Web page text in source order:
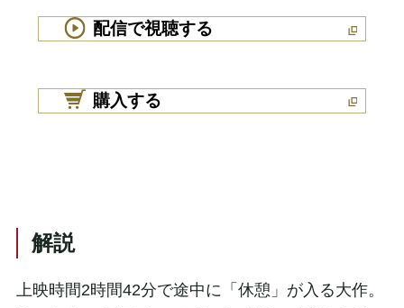
配信で視聴する
購入する
解説
上映時間2時間42分で途中に「休憩」が入る大作。